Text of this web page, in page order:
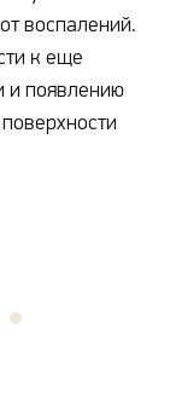
воспалений.
к еще
и появлению